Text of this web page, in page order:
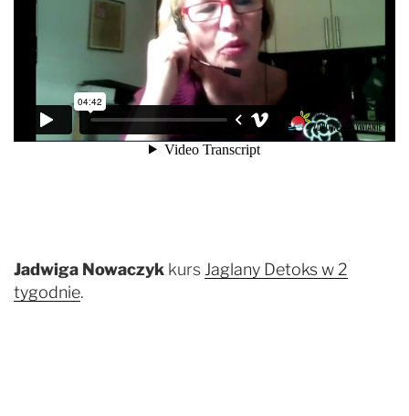
Jadwiga Nowaczyk kurs Jaglany Detoks w 2
tygodnie.